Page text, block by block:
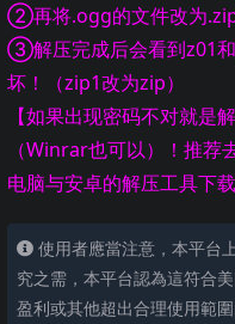
②再将.ogg的文件改为
③解压完成后会看到z01和
坏！（zip1改为zip）
【如果出现密码不对就
（Winrar也可以）！推
电脑与安卓的解压工具
使用者應當注意，本平台
究之需，本平台認為這符合
盈利或其他超出合理使用範